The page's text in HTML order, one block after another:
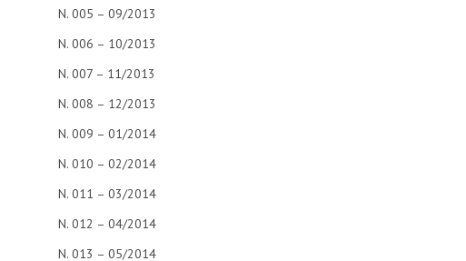
N. 005 – 09/2013
N. 006 – 10/2013
N. 007 – 11/2013
N. 008 – 12/2013
N. 009 – 01/2014
N. 010 – 02/2014
N. 011 – 03/2014
N. 012 – 04/2014
N. 013 – 05/2014